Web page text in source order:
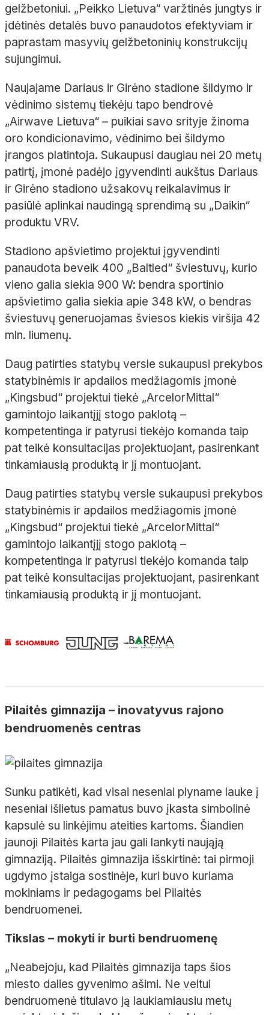
gelžbetoniui. „Peikko Lietuva“ varžtinės jungtys ir
įdėtinės detalės buvo panaudotos efektyviam ir
paprastam masyvių gelžbetoninių konstrukcijų
sujungimui.
Naujajame Dariaus ir Girėno stadione šildymo ir
vėdinimo sistemų tiekėju tapo bendrovė
„Airwave Lietuva“ – puikiai savo srityje žinoma
oro kondicionavimo, vėdinimo bei šildymo
įrangos platintoja. Sukaupusi daugiau nei 20 metų
patirtį, įmonė padėjo įgyvendinti aukštus Dariaus
ir Girėno stadiono užsakovų reikalavimus ir
pasiūlė aplinkai naudingą sprendimą su „Daikin“
produktu VRV.
Stadiono apšvietimo projektui įgyvendinti
panaudota beveik 400 „Baltled“ šviestuvų, kurio
vieno galia siekia 900 W: bendra sportinio
apšvietimo galia siekia apie 348 kW, o bendras
šviestuvų generuojamas šviesos kiekis viršija 42
mln. liumenų.
Daug patirties statybų versle sukaupusi prekybos
statybinėmis ir apdailos medžiagomis įmonė
„Kingsbud“ projektui tiekė „ArcelorMittal“
gamintojo laikantįjį stogo paklotą –
kompetentinga ir patyrusi tiekėjo komanda taip
pat teikė konsultacijas projektuojant, pasirenkant
tinkamiausią produktą ir jį montuojant.
Daug patirties statybų versle sukaupusi prekybos
statybinėmis ir apdailos medžiagomis įmonė
„Kingsbud“ projektui tiekė „ArcelorMittal“
gamintojo laikantįjį stogo paklotą –
kompetentinga ir patyrusi tiekėjo komanda taip
pat teikė konsultacijas projektuojant, pasirenkant
tinkamiausią produktą ir jį montuojant.
Pilaitės gimnazija – inovatyvus rajono
bendruomenės centras
Sunku patikėti, kad visai neseniai plyname lauke į
neseniai išlietus pamatus buvo įkasta simbolinė
kapsulė su linkėjimu ateities kartoms. Šiandien
jaunoji Pilaitės karta jau gali lankyti naująją
gimnaziją. Pilaitės gimnazija išskirtinė: tai pirmoji
ugdymo įstaiga sostinėje, kuri buvo kuriama
mokiniams ir pedagogams bei Pilaitės
bendruomenei.
Tikslas – mokyti ir burti bendruomenę
„Neabejoju, kad Pilaitės gimnazija taps šios
miesto dalies gyvenimo ašimi. Ne veltui
bendruomenė titulavo ją laukiamiausiu metų